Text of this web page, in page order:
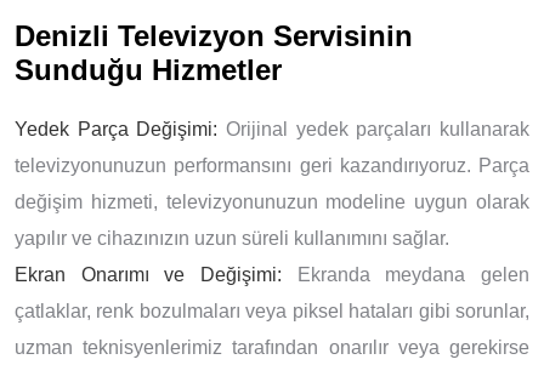
Denizli Televizyon Servisinin
Sunduğu Hizmetler
Yedek Parça Değişimi: Orijinal yedek parçaları kullanarak
televizyonunuzun performansını geri kazandırıyoruz. Parça
değişim hizmeti, televizyonunuzun modeline uygun olarak
yapılır ve cihazınızın uzun süreli kullanımını sağlar.
Ekran Onarımı ve Değişimi: Ekranda meydana gelen
çatlaklar, renk bozulmaları veya piksel hataları gibi sorunlar,
uzman teknisyenlerimiz tarafından onarılır veya gerekirse